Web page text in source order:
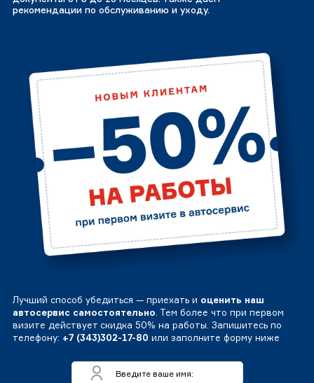
рекомендации по обслуживанию и уходу.
Лучший способ убедиться — приехать и оценить наш
автосервис самостоятельно. Тем более что при первом
визите действует скидка 50% на работы. Запишитесь по
телефону: +7 (343)302-17-80 или заполните форму ниже